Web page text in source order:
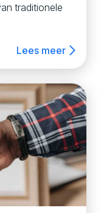
traditionele
Lees meer